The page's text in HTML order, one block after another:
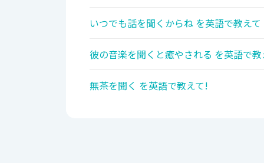
いつでも話を聞くからね を英語で教えて
彼の音楽を聞くと癒やされる を英語で
無茶を聞く を英語で教えて!